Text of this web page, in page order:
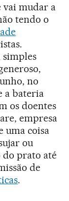
vai mudar a
tendo o
simples
no
a bateria
os doentes
empresa
uma coisa
ou
do prato até
de
.